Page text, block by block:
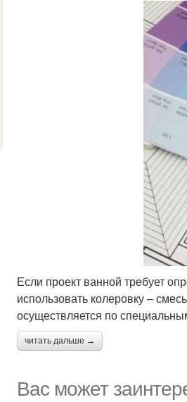
Если проект ванной требует
использовать колеровку –
осуществляется по
читать дальше →
Вас может